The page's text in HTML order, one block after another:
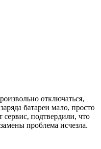
отключаться,
батареи мало, просто
сервис, подтвердили, что
проблема исчезла.